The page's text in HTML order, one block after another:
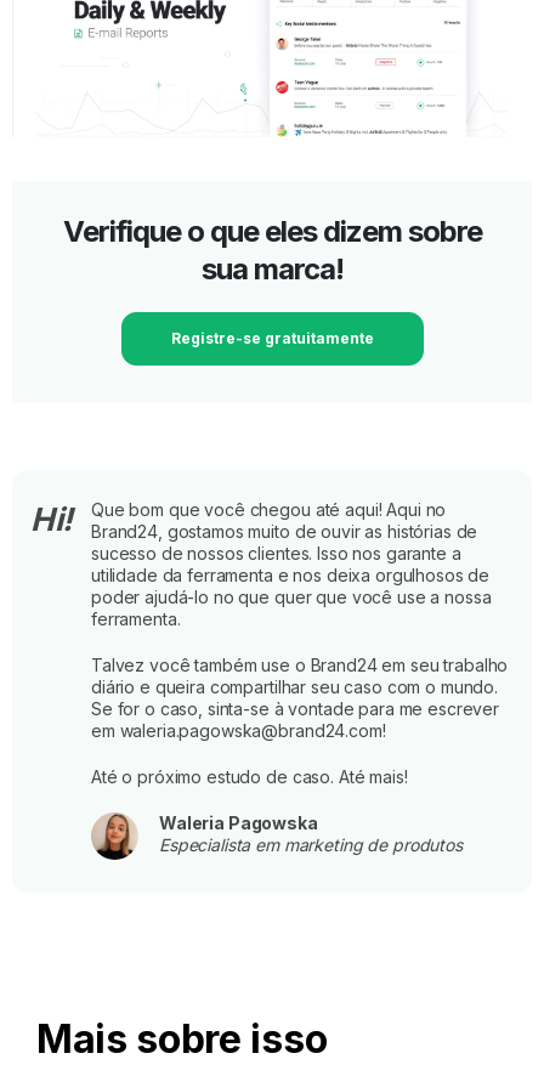
Verifique o que eles dizem sobre
sua marca!
Registre-se gratuitamente
Hi!
Que bom que você chegou até aqui! Aqui no
Brand24, gostamos muito de ouvir as histórias de
sucesso de nossos clientes. Isso nos garante a
utilidade da ferramenta e nos deixa orgulhosos de
poder ajudá-lo no que quer que você use a nossa
ferramenta.
Talvez você também use o Brand24 em seu trabalho
diário e queira compartilhar seu caso com o mundo.
Se for o caso, sinta-se à vontade para me escrever
em waleria.pagowska@brand24.com!
Até o próximo estudo de caso. Até mais!
Waleria Pagowska
Especialista em marketing de produtos
Mais sobre isso